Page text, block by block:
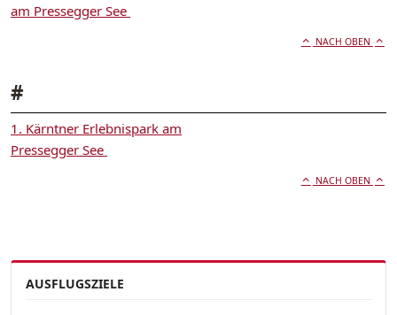
am Pressegger See
NACH OBEN
#
1. Kärntner Erlebnispark am
Pressegger See
NACH OBEN
AUSFLUGSZIELE